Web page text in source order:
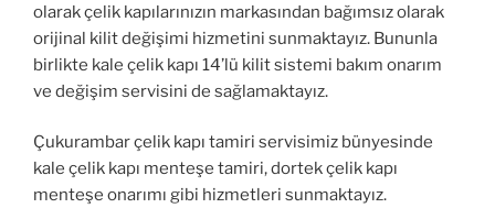
olarak çelik kapılarınızın markasından bağımsız olarak
orijinal kilit değişimi hizmetini sunmaktayız. Bununla
birlikte kale çelik kapı 14’lü kilit sistemi bakım onarım
ve değişim servisini de sağlamaktayız.
Çukurambar çelik kapı tamiri servisimiz bünyesinde
kale çelik kapı menteşe tamiri, dortek çelik kapı
menteşe onarımı gibi hizmetleri sunmaktayız.